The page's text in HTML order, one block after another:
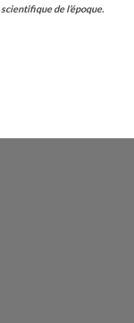
de l’époque.